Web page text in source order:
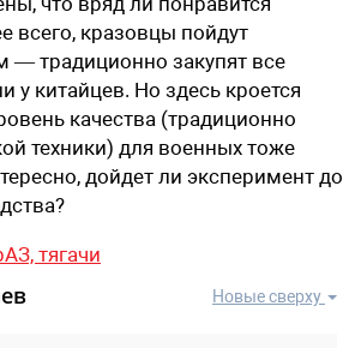
всего, кразовцы пойдут
— традиционно закупят все
у китайцев. Но здесь кроется
качества (традиционно
техники) для военных тоже
дойдет ли эксперимент до
тягачи
Новые сверху